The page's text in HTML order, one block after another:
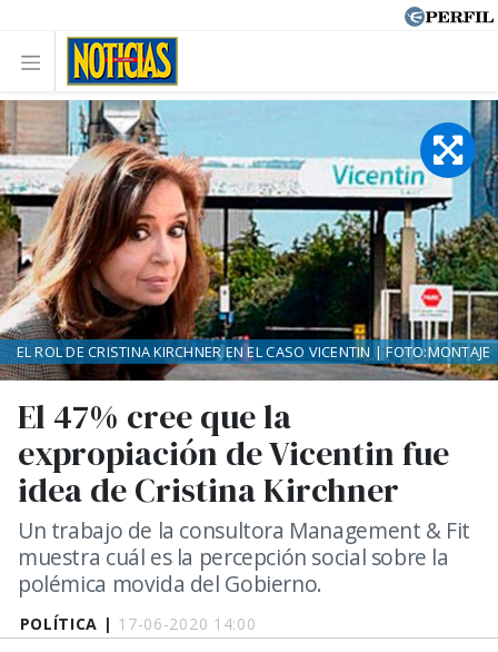
POLÍTICA | 17-06-2020 14:00
El 47% cree que la
expropiación de Vicentin fue
idea de Cristina Kirchner
Un trabajo de la consultora Management & Fit
muestra cuál es la percepción social sobre la
polémica movida del Gobierno.
EL ROL DE CRISTINA KIRCHNER EN EL CASO VICENTIN | FOTO:MONTAJE